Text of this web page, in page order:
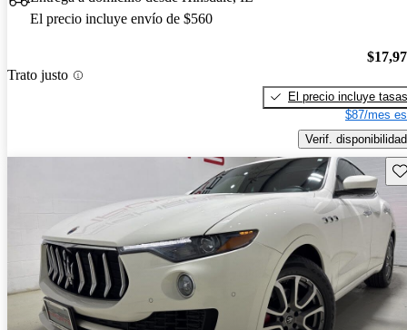
El precio incluye envío de $560
Trato justo
El precio incluye tasas
$87/mes
Verif. disponibilidad